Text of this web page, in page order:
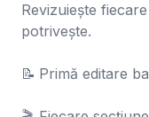
Revizuiește
potrivește.
📝	Primă editare bazată pe scenariu